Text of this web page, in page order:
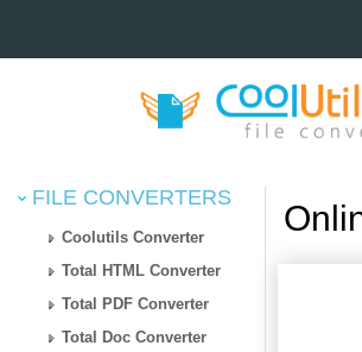
FILE CONVERTERS
Coolutils Converter
Total HTML Converter
Total PDF Converter
Total Doc Converter